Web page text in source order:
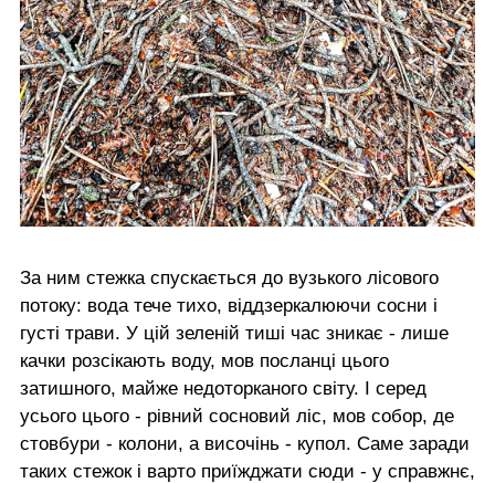
За ним стежка спускається до вузького лісового
потоку: вода тече тихо, віддзеркалюючи сосни і
густі трави. У цій зеленій тиші час зникає - лише
качки розсікають воду, мов посланці цього
затишного, майже недоторканого світу. І серед
усього цього - рівний сосновий ліс, мов собор, де
стовбури - колони, а височінь - купол. Саме заради
таких стежок і варто приїжджати сюди - у справжнє,